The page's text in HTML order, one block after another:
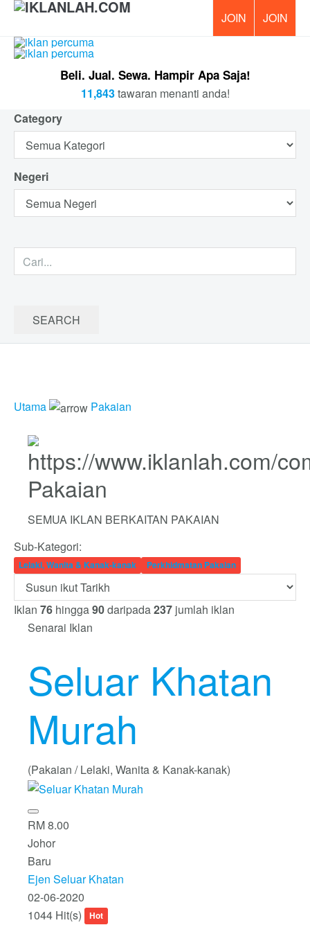
Beli. Jual. Sewa. Hampir Apa Saja!
11,843tawaran menanti anda!
Category
Negeri
Utama Pakaian
Pakaian
SEMUA IKLAN BERKAITAN PAKAIAN
Sub-Kategori:
Lelaki, Wanita & Kanak-kanak Perkhidmatan Pakaian
Iklan 76 hingga90daripada237 jumlah iklan
Senarai Iklan
Seluar Khatan
Murah
(Pakaian / Lelaki, Wanita & Kanak-kanak)
RM 8.00
Johor
Baru
Ejen Seluar Khatan
02-06-2020
1044 Hit(s)
Hot